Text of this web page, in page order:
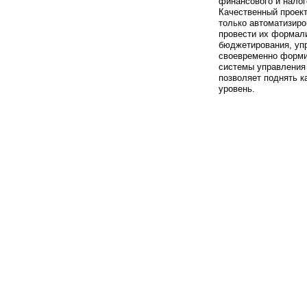
Качественный
только
провести их
бюджетирования,
своевременно
системы
позволяет поднять
уровень.